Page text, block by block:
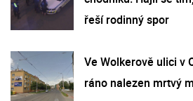
řeší rodinný spor
Ve Wolkerově ulici v
ráno nalezen mrtvý